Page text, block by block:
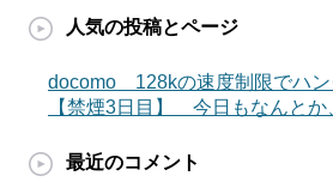
人気の投稿とページ
docomo 128kの速度制限でハン
【禁煙3日目】 今日もなんとか
最近のコメント